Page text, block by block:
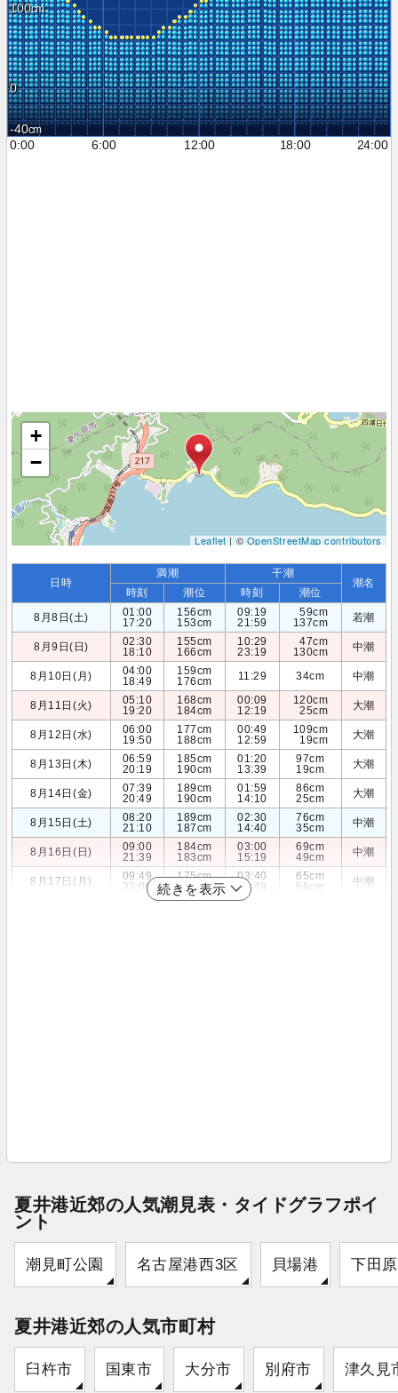
100
0
-40
0:00
6:00 12:00 18:00 24:00
+
−
Leaflet| ©OpenStreetMap contributors
日時
満潮 干潮
潮名
時刻 潮位 時刻
潮位
8月8日(土)
01:00
17:20
156cm
153cm
09:19
21:59
59cm
137cm
若潮
8月9日(日)
02:30
18:10
155cm
166cm
10:29
23:19
47cm
130cm
中潮
8月10日(月)
04:00
18:49
159cm
176cm
11:29 34cm 中潮
8月11日(火)
05:10
19:20
168cm
184cm
00:09
12:19
120cm
25cm
大潮
8月12日(水)
06:00
19:50
177cm
188cm
00:49
12:59
109cm
19cm
大潮
8月13日(木)
06:59
20:19
185cm
190cm
01:20
13:39
97cm
19cm
大潮
8月14日(金)
07:39
20:49
189cm
190cm
01:59
14:10
86cm
25cm
大潮
8月15日(土)
08:20
21:10
189cm
187cm
02:30
14:40
76cm
35cm
中潮
8月16日(日)
09:00
21:39
184cm
183cm
03:00
15:19
69cm
49cm
中潮
8月17日(月)
09:49
22:00
175cm
178cm
03:40
15:49
65cm
66cm
中潮
続きを表示
夏井港近郊の人気潮見表・タイドグラフポイ
ント
潮見町公園 名古屋港西3区 貝場港 下田
夏井港近郊の人気市町村
臼杵市 国東市 大分市 別府市 津久見